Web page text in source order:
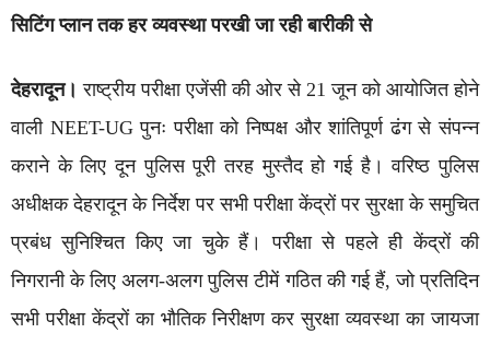
सिटिंग प्लान तक हर व्यवस्था परखी जा रही बारीकी से
देहरादून। राष्ट्रीय परीक्षा एजेंसी की ओर से 21 जून को आयोजित होने
वाली NEET-UG पुनः परीक्षा को निष्पक्ष और शांतिपूर्ण ढंग से संपन्न
कराने के लिए दून पुलिस पूरी तरह मुस्तैद हो गई है। वरिष्ठ पुलिस
अधीक्षक देहरादून के निर्देश पर सभी परीक्षा केंद्रों पर सुरक्षा के समुचित
प्रबंध सुनिश्चित किए जा चुके हैं। परीक्षा से पहले ही केंद्रों की
निगरानी के लिए अलग-अलग पुलिस टीमें गठित की गई हैं, जो प्रतिदिन
सभी परीक्षा केंद्रों का भौतिक निरीक्षण कर सुरक्षा व्यवस्था का जायजा